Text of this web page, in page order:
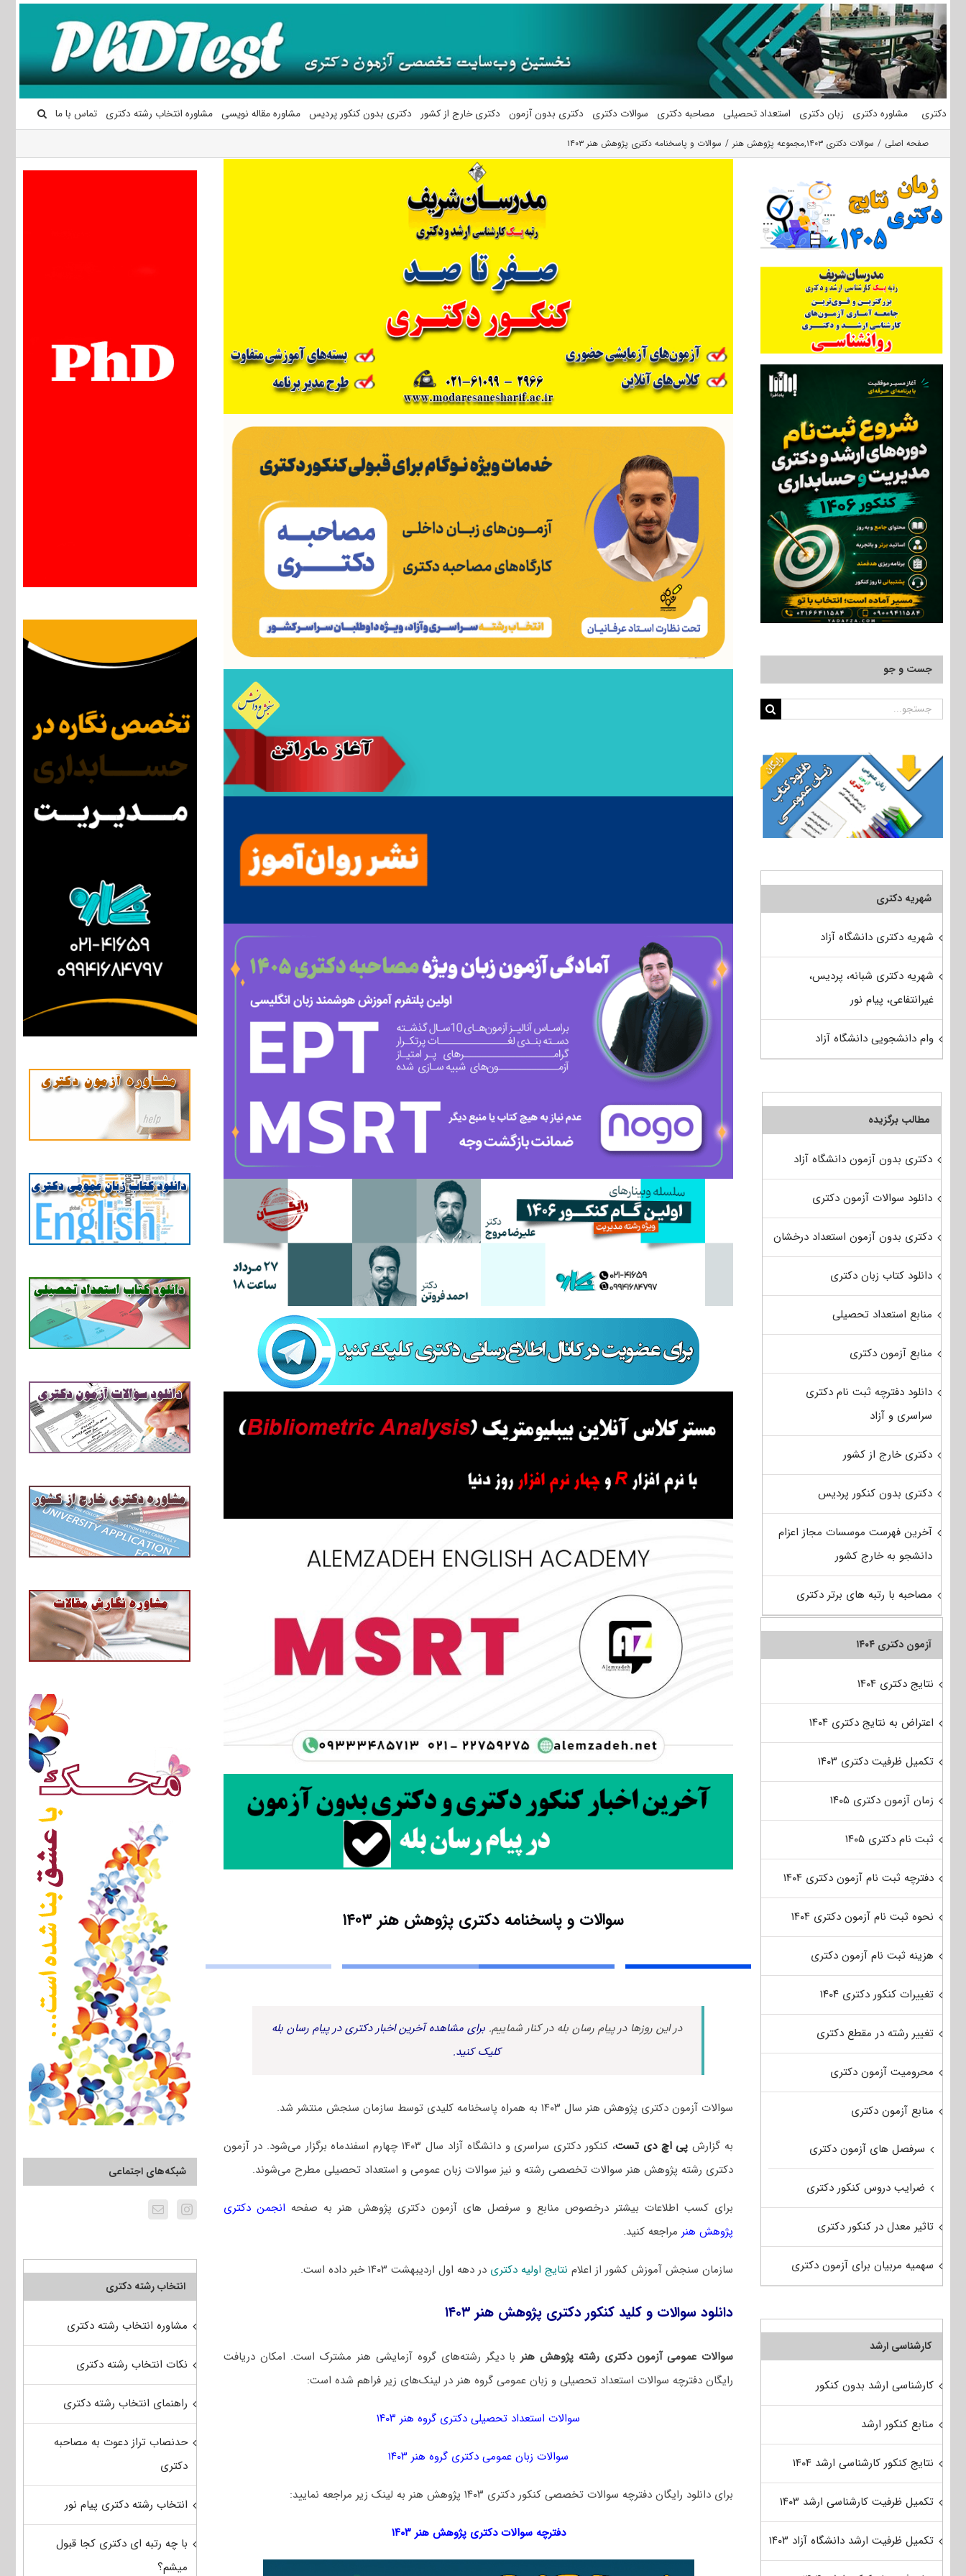
محتوا
دکتری مشاوره دکتری زبان دکتری استعداد تحصیلی مصاحبه دکتری سوالات دکتری دکتری بدون آزمون دکتری خارج از کشور دکتری بدون کنکور پردیس مشاوره مقاله نویسی مشاوره انتخاب رشته دکتری تماس با ما
صفحه اصلی سوالات دکتری ۱۴۰۳ ,مجموعه پژوهش هنر سوالات و پاسخنامه دکتری پژوهش هنر ۱۴۰۳
سوالات و پاسخنامه دکتری پژوهش هنر ۱۴۰۳
در این روزها در پیام رسان بله در کنار شماییم. برای مشاهده آخرین اخبار دکتری در پیام رسان بله
کلیک کنید.
سوالات آزمون دکتری پژوهش هنر سال ۱۴۰۳ به همراه پاسخنامه کلیدی توسط سازمان سنجش منتشر شد.
به گزارشپی اچ دی تست
، کنکور دکتری سراسری و دانشگاه آزاد سال ۱۴۰۳ چهارم اسفندماه برگزار می‌شود. در آزمون
دکتری رشته پژوهش هنر سوالات تخصصی رشته و نیز سوالات زبان عمومی و استعداد تحصیلی مطرح می‌شوند.
برای کسب اطلاعات بیشتر درخصوص منابع و سرفصل های آزمون دکتری پژوهش هنر به صفحه انجمن دکتری
پژوهش هنرمراجعه کنید.
سازمان سنجش آموزش کشور از اعلام نتایج اولیه دکتری در دهه اول اردیبهشت ۱۴۰۳ خبر داده است.
دانلود سوالات و کلید کنکور دکتری پژوهش هنر ۱۴۰۳
سوالات عمومی آزمون دکتری رشته پژوهش هنر با دیگر رشته‌های گروه آزمایشی هنر مشترک است. امکان دریافت
رایگان دفترچه سوالات استعداد تحصیلی و زبان عمومی گروه هنر در لینک‌های زیر فراهم شده است:
سوالات استعداد تحصیلی دکتری گروه هنر ۱۴۰۳
سوالات زبان عمومی دکتری گروه هنر ۱۴۰۳
برای دانلود رایگان دفترچه سوالات تخصصی کنکور دکتری ۱۴۰۳ پژوهش هنر به لینک زیر مراجعه نمایید:
دفترچه سوالات دکتریپژوهش هنر ۱۴۰۳
شبکه‌های اجتماعی
انتخاب رشته دکتری
مشاوره انتخاب رشته دکتری
نکات انتخاب رشته دکتری
راهنمای انتخاب رشته دکتری
حدنصاب تراز دعوت به مصاحبه
دکتری
انتخاب رشته دکتری پیام نور
با چه رتبه ای دکتری کجا قبول
میشم؟
جست و جو
جستجو
شهریه دکتری
شهریه دکتری دانشگاه آزاد
شهریه دکتری شبانه، پردیس،
غیرانتفاعی، پیام نور
وام دانشجویی دانشگاه آزاد
مطالب برگزیده
دکتری بدون آزمون دانشگاه آزاد
دانلود سوالات آزمون دکتری
دکتری بدون آزمون استعداد درخشان
دانلود کتاب زبان دکتری
منابع استعداد تحصیلی
منابع آزمون دکتری
دانلود دفترچه ثبت نام دکتری
سراسری و آزاد
دکتری خارج از کشور
دکتری بدون کنکور پردیس
آخرین فهرست موسسات مجاز اعزام
دانشجو به خارج کشور
مصاحبه با رتبه های برتر دکتری
آزمون دکتری ۱۴۰۴
نتایج دکتری ۱۴۰۴
اعتراض به نتایج دکتری ۱۴۰۴
تکمیل ظرفیت دکتری ۱۴۰۳
زمان آزمون دکتری ۱۴۰۵
ثبت نام دکتری ۱۴۰۵
دفترچه ثبت نام آزمون دکتری ۱۴۰۴
نحوه ثبت نام آزمون دکتری ۱۴۰۴
هزینه ثبت نام آزمون دکتری
تغییرات کنکور دکتری ۱۴۰۴
تغییر رشته در مقطع دکتری
محرومیت آزمون دکتری
منابع آزمون دکتری
سرفصل های آزمون دکتری
ضرایب دروس کنکور دکتری
تاثیر معدل در کنکور دکتری
سهمیه مربیان برای آزمون دکتری
کارشناسی ارشد
کارشناسی ارشد بدون کنکور
منابع کنکور ارشد
نتایج کنکور کارشناسی ارشد ۱۴۰۴
تکمیل ظرفیت کارشناسی ارشد ۱۴۰۳
تکمیل ظرفیت ارشد دانشگاه آزاد ۱۴۰۳